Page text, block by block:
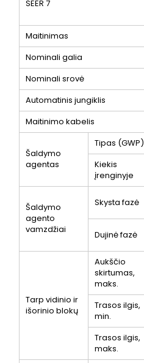
SEER 7
Maitinimas
Nominali galia
Nominali srovė
Automatinis jungiklis
Maitinimo kabelis
Šaldymo
agentas
Tipas (GWP)
Kiekis
įrenginyje
Šaldymo
agento
vamzdžiai
Skysta fazė
Dujinė fazė
Tarp vidinio ir
išorinio blokų
Aukščio
skirtumas,
maks.
Trasos ilgis,
min.
Trasos ilgis,
maks.